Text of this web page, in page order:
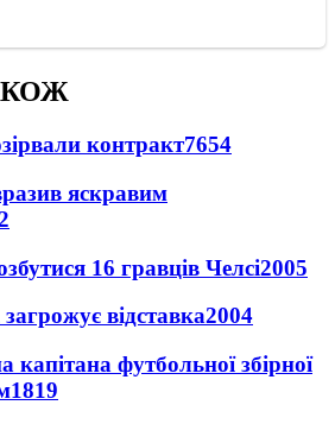
контракт7654
яскравим
16 гравців Челсі2005
відставка2004
капітана футбольної збірної
1819